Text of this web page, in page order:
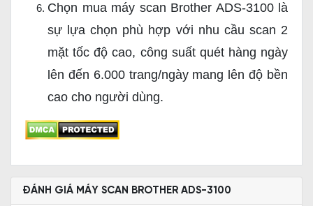
Chọn mua máy scan Brother ADS-3100 là
sự lựa chọn phù hợp với nhu cầu scan 2
mặt tốc độ cao, công suất quét hàng ngày
lên đến 6.000 trang/ngày mang lên độ bền
cao cho người dùng.
ĐÁNH GIÁ MÁY SCAN BROTHER ADS-3100